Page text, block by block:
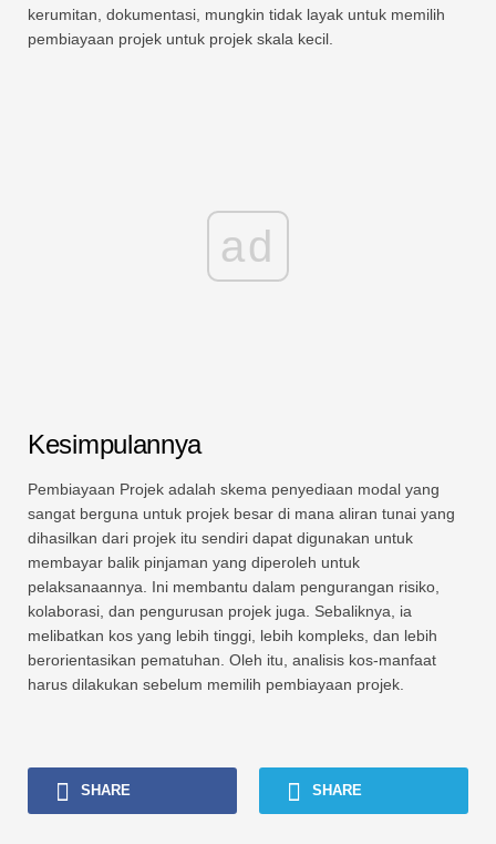
kerumitan, dokumentasi, mungkin tidak layak untuk memilih
pembiayaan projek untuk projek skala kecil.
ad
Kesimpulannya
Pembiayaan Projek adalah skema penyediaan modal yang
sangat berguna untuk projek besar di mana aliran tunai yang
dihasilkan dari projek itu sendiri dapat digunakan untuk
membayar balik pinjaman yang diperoleh untuk
pelaksanaannya. Ini membantu dalam pengurangan risiko,
kolaborasi, dan pengurusan projek juga. Sebaliknya, ia
melibatkan kos yang lebih tinggi, lebih kompleks, dan lebih
berorientasikan pematuhan. Oleh itu, analisis kos-manfaat
harus dilakukan sebelum memilih pembiayaan projek.
SHARE SHARE